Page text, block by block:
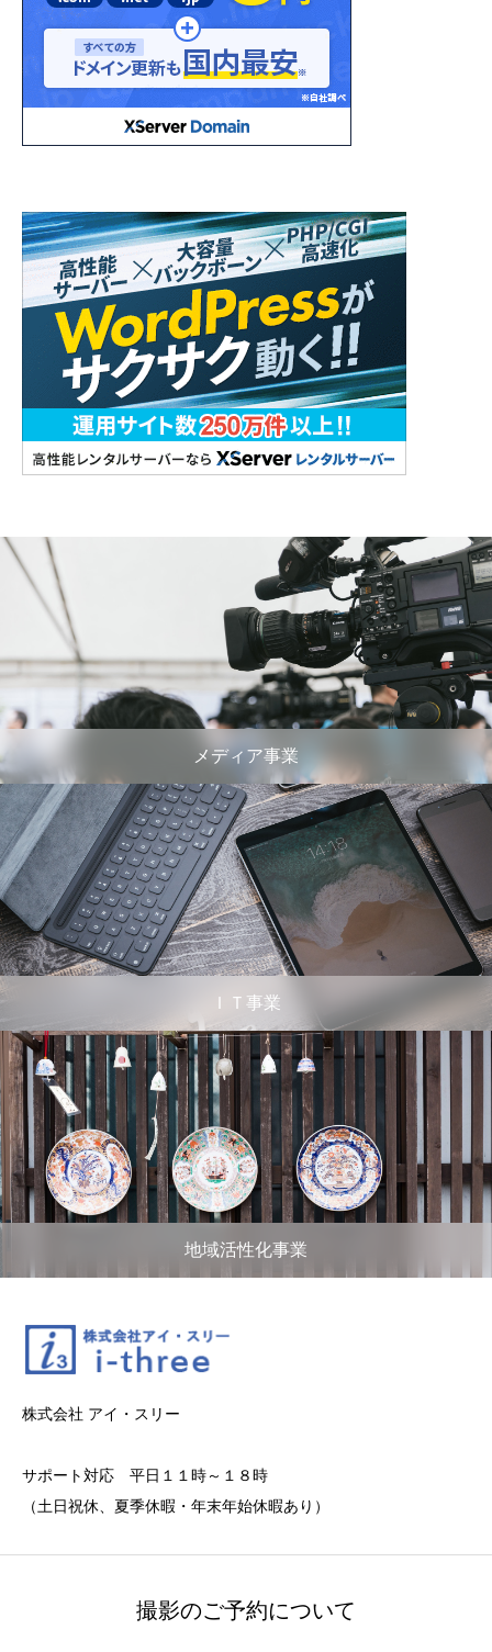
メディア事業
ＩＴ事業
地域活性化事業
株式会社 アイ・スリー
サポート対応 平日１１時～１８時
（土日祝休、夏季休暇・年末年始休暇あり）
撮影のご予約について